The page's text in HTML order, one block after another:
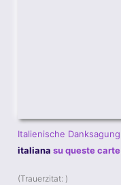
Italienische Danksagung
italianasu queste
(Trauerzitat: )